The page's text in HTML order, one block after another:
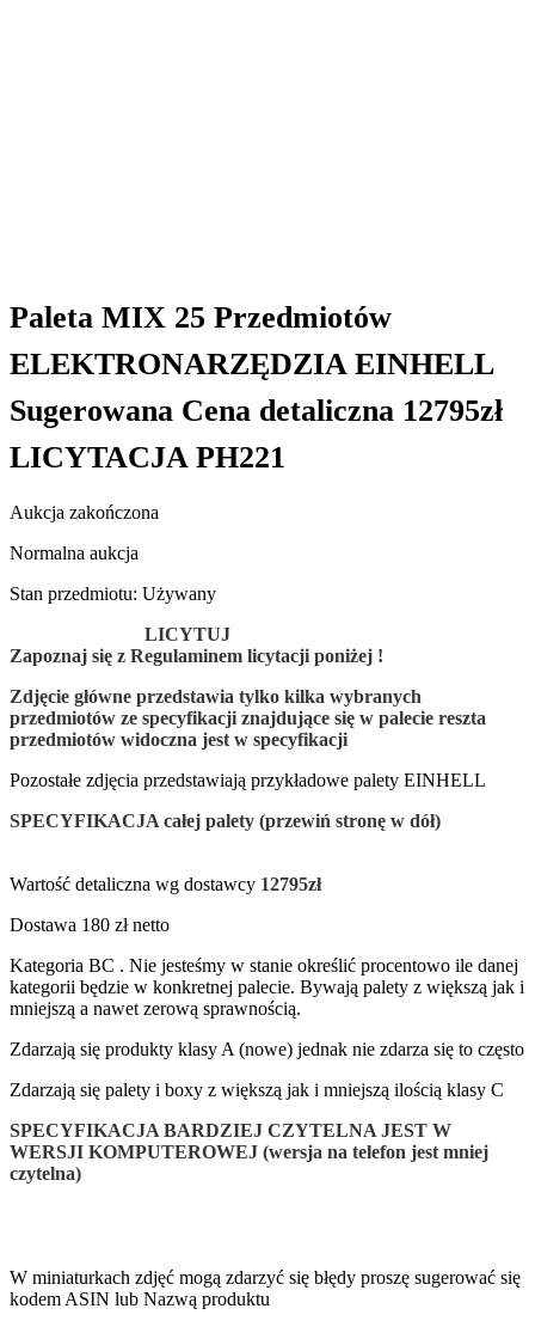
Paleta MIX 25 Przedmiotów
ELEKTRONARZĘDZIA EINHELL
Sugerowana Cena detaliczna 12795zł
LICYTACJA PH221
Aukcja zakończona
Normalna aukcja
Stan przedmiotu: Używany
LICYTUJ
Zapoznaj się z Regulaminem licytacji poniżej !
Zdjęcie główne przedstawia tylko kilka wybranych
przedmiotów ze specyfikacji znajdujące się w palecie reszta
przedmiotów widoczna jest w specyfikacji
Pozostałe zdjęcia przedstawiają przykładowe palety EINHELL
SPECYFIKACJA całej palety (przewiń stronę w dół)
Wartość detaliczna wg dostawcy 12795zł
Dostawa 180 zł netto
Kategoria BC . Nie jesteśmy w stanie określić procentowo ile danej
kategorii będzie w konkretnej palecie. Bywają palety z większą jak i
mniejszą a nawet zerową sprawnością.
Zdarzają się produkty klasy A (nowe) jednak nie zdarza się to często
Zdarzają się palety i boxy z większą jak i mniejszą ilością klasy C
SPECYFIKACJA BARDZIEJ CZYTELNA JEST W
WERSJI KOMPUTEROWEJ (wersja na telefon jest mniej
czytelna)
W miniaturkach zdjęć mogą zdarzyć się błędy proszę sugerować się
kodem ASIN lub Nazwą produktu